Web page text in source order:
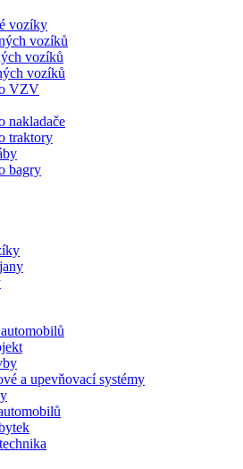
vozíky
vozíků
vozíků
vozíků
VZV
nakladače
traktory
bagry
a upevňovací systémy